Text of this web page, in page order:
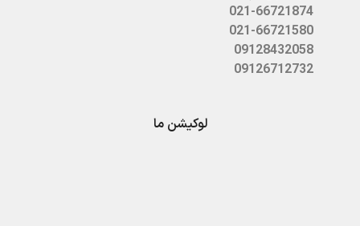
021-66721874
021-66721580
09128432058
09126712732
لوکیشن ما